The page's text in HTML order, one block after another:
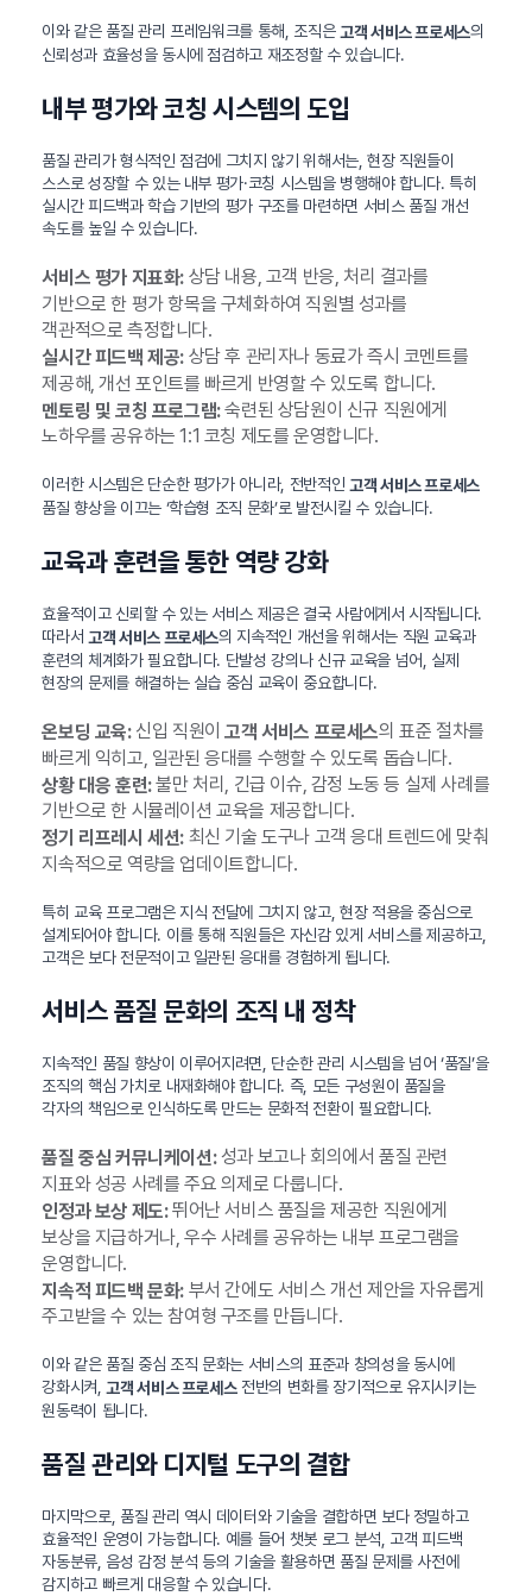
이와 같은 품질 관리 프레임워크를 통해, 조직은고객 서비스 프로세스의
신뢰성과 효율성을 동시에 점검하고 재조정할 수 있습니다.
내부 평가와 코칭 시스템의 도입
품질 관리가 형식적인 점검에 그치지 않기 위해서는, 현장 직원들이
스스로 성장할 수 있는 내부 평가·코칭 시스템을 병행해야 합니다. 특히
실시간 피드백과 학습 기반의 평가 구조를 마련하면 서비스 품질 개선
속도를 높일 수 있습니다.
서비스 평가 지표화:상담 내용, 고객 반응, 처리 결과를
기반으로 한 평가 항목을 구체화하여 직원별 성과를
객관적으로 측정합니다.
실시간 피드백 제공:상담 후 관리자나 동료가 즉시 코멘트를
제공해, 개선 포인트를 빠르게 반영할 수 있도록 합니다.
멘토링 및 코칭 프로그램:숙련된 상담원이 신규 직원에게
노하우를 공유하는 1:1 코칭 제도를 운영합니다.
이러한 시스템은 단순한 평가가 아니라, 전반적인 고객 서비스 프로세스
품질 향상을 이끄는 ‘학습형 조직 문화’로 발전시킬 수 있습니다.
교육과 훈련을 통한 역량 강화
효율적이고 신뢰할 수 있는 서비스 제공은 결국 사람에게서 시작됩니다.
따라서 고객 서비스 프로세스의 지속적인 개선을 위해서는 직원 교육과
훈련의 체계화가 필요합니다. 단발성 강의나 신규 교육을 넘어, 실제
현장의 문제를 해결하는 실습 중심 교육이 중요합니다.
온보딩 교육:신입 직원이고객 서비스 프로세스의 표준 절차를
빠르게 익히고, 일관된 응대를 수행할 수 있도록 돕습니다.
상황 대응 훈련:불만 처리, 긴급 이슈, 감정 노동 등 실제 사례를
기반으로 한 시뮬레이션 교육을 제공합니다.
정기 리프레시 세션:최신 기술 도구나 고객 응대 트렌드에 맞춰
지속적으로 역량을 업데이트합니다.
특히 교육 프로그램은 지식 전달에 그치지 않고, 현장 적용을 중심으로
설계되어야 합니다. 이를 통해 직원들은 자신감 있게 서비스를 제공하고,
고객은 보다 전문적이고 일관된 응대를 경험하게 됩니다.
서비스 품질 문화의 조직 내 정착
지속적인 품질 향상이 이루어지려면, 단순한 관리 시스템을 넘어 ‘품질’을
조직의 핵심 가치로 내재화해야 합니다. 즉, 모든 구성원이 품질을
각자의 책임으로 인식하도록 만드는 문화적 전환이 필요합니다.
품질 중심 커뮤니케이션:성과 보고나 회의에서 품질 관련
지표와 성공 사례를 주요 의제로 다룹니다.
인정과 보상 제도:뛰어난 서비스 품질을 제공한 직원에게
보상을 지급하거나, 우수 사례를 공유하는 내부 프로그램을
운영합니다.
지속적 피드백 문화:부서 간에도 서비스 개선 제안을 자유롭게
주고받을 수 있는 참여형 구조를 만듭니다.
이와 같은 품질 중심 조직 문화는 서비스의 표준과 창의성을 동시에
강화시켜,고객 서비스 프로세스전반의 변화를 장기적으로 유지시키는
원동력이 됩니다.
품질 관리와 디지털 도구의 결합
마지막으로, 품질 관리 역시 데이터와 기술을 결합하면 보다 정밀하고
효율적인 운영이 가능합니다. 예를 들어 챗봇 로그 분석, 고객 피드백
자동분류, 음성 감정 분석 등의 기술을 활용하면 품질 문제를 사전에
감지하고 빠르게 대응할 수 있습니다.